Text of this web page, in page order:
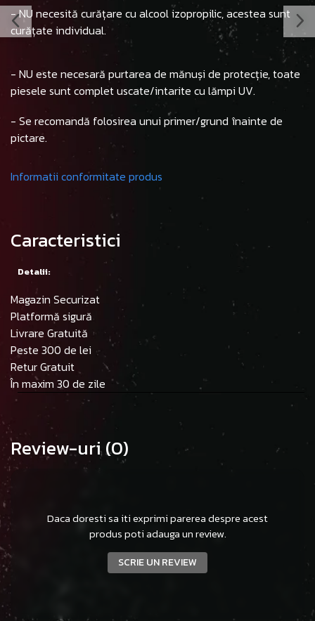
- NU necesită curățare cu alcool izopropilic, acestea sunt
curățate individual.
- NU este necesară purtarea de mănuși de protecție, toate
piesele sunt complet uscate/intarite cu lămpi UV.
- Se recomandă folosirea unui primer/grund înainte de
pictare.
Informatii conformitate produs
Caracteristici
Detalii:
Magazin Securizat
Platformă sigură
Livrare Gratuită
Peste 300 de lei
Retur Gratuit
În maxim 30 de zile
Review-uri(0)
Daca doresti sa iti exprimi parerea despre acest
produs poti adauga un review.
SCRIE UN REVIEW